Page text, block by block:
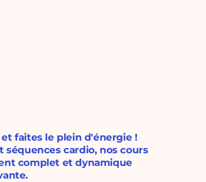
faites le plein d'énergie !
cardio, nos cours
complet et dynamique